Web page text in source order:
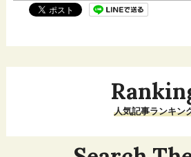
人気記事ランキン